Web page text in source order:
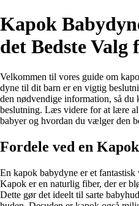
Kapok
det Bedste
Velkommen til vores guide om
dyne til dit barn er en vigtig
den nødvendige information, så
beslutning. Læs videre for at lære
babyer og hvordan du vælger den
Fordele ved en
En kapok babydyne er et
Kapok er en naturlig fiber, der er
Dette gør det ideelt til sarte